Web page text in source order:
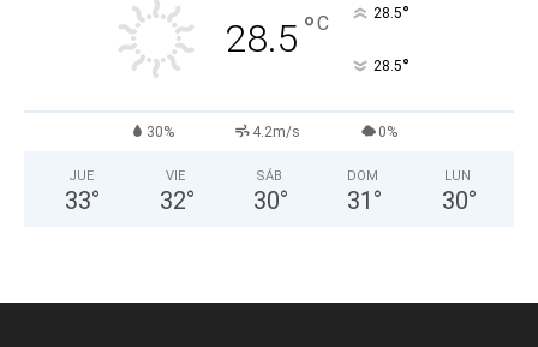
28.5 °C 28.5°
28.5°
30% 4.2m/s 0%
JUE
33°
VIE
32°
SÁB
30°
DOM
31 °
LUN
30°